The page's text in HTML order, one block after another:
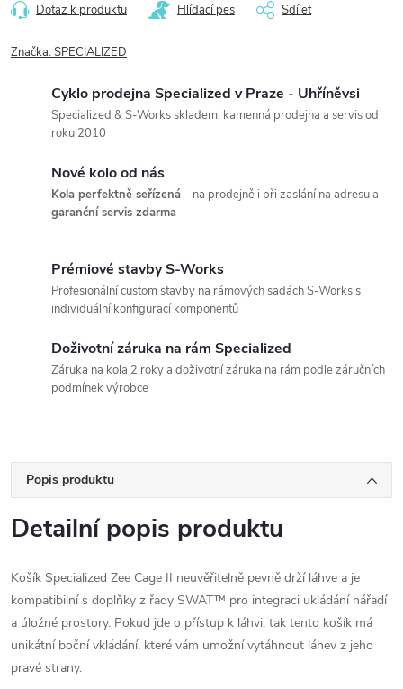
Dotaz k produktu Hlídací pes Sdílet
Značka:SPECIALIZED
Cyklo prodejna Specialized v Praze - Uhříněvsi
Specialized & S-Works skladem, kamenná prodejna a servis od
roku 2010
Nové kolo od nás
Kola perfektně seřízená– na prodejně i při zaslání na adresu a
garanční servis zdarma
Prémiové stavby S-Works
Profesionální custom stavby na rámových sadách S-Works s
individuální konfigurací komponentů
Doživotní záruka na rám Specialized
Záruka na kola 2 roky a doživotní záruka na rám podle záručních
podmínek výrobce
Popis produktu
Detailní popis produktu
Košík Specialized Zee Cage II neuvěřitelně pevně drží láhve a je
kompatibilní s doplňky z řady SWAT™ pro integraci ukládání nářadí
a úložné prostory. Pokud jde o přístup k láhvi, tak tento košík má
unikátní boční vkládání, které vám umožní vytáhnout láhev z jeho
pravé strany.